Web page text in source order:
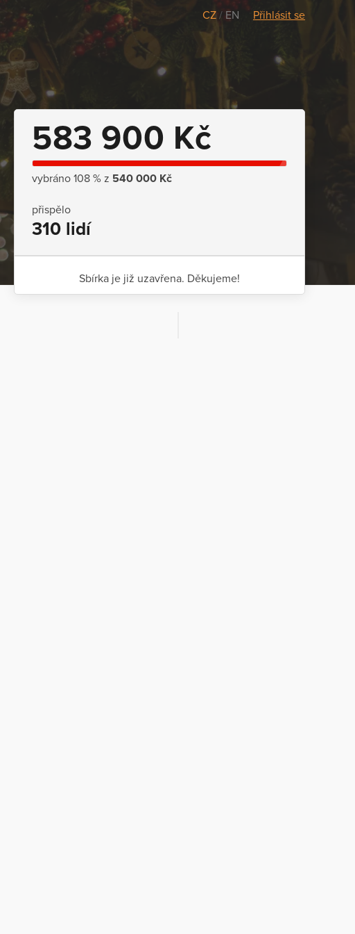
CZ / EN Přihlásit se
583 900 Kč
vybráno 108 % z 540 000 Kč
přispělo
310 lidí
Sbírka je již uzavřena. Děkujeme!